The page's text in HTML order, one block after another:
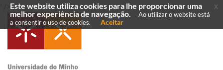
' />' />
Este website utiliza cookies para lhe proporcionar uma
melhor experiência de navegação.
Ao utilizar o website está
a consentir o uso de cookies.
Aceitar
x